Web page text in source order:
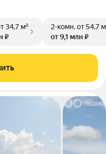
34,7 м²
₽
2-комн.от 54,7
от 9,1 млн ₽